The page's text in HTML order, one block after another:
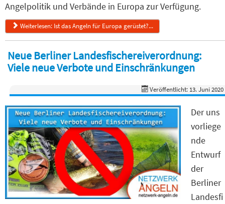
Angelpolitik und Verbände in Europa zur Verfügung.
Weiterlesen: Ist das Angeln für Europa gerüstet?...
Neue Berliner Landesfischereiverordnung:
Viele neue Verbote und Einschränkungen
Veröffentlicht: 13. Juni 2020
Der uns
vorliege
nde
Entwurf
der
Berliner
Landesfi